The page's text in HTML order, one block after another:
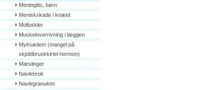
Meningitis, børn
Meniskskade i knæet
Molluskler
Muskeloverrivning i læggen
Myksødem (mangel på
skjoldbruskkirtel hormon)
Mæslinger
Navlebrok
Navlegranulom